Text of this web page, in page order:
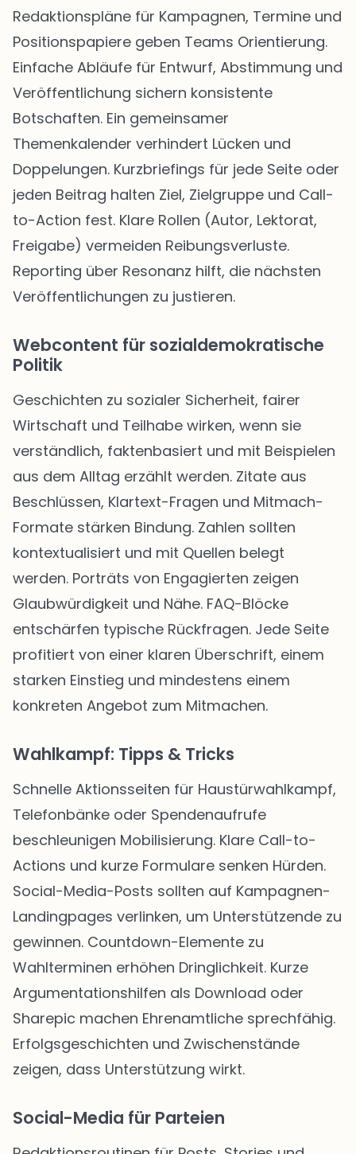
Redaktionspläne für Kampagnen, Termine und
Positionspapiere geben Teams Orientierung.
Einfache Abläufe für Entwurf, Abstimmung und
Veröffentlichung sichern konsistente
Botschaften. Ein gemeinsamer
Themenkalender verhindert Lücken und
Doppelungen. Kurzbriefings für jede Seite oder
jeden Beitrag halten Ziel, Zielgruppe und Call-
to-Action fest. Klare Rollen (Autor, Lektorat,
Freigabe) vermeiden Reibungsverluste.
Reporting über Resonanz hilft, die nächsten
Veröffentlichungen zu justieren.
Webcontent für sozialdemokratische
Politik
Geschichten zu sozialer Sicherheit, fairer
Wirtschaft und Teilhabe wirken, wenn sie
verständlich, faktenbasiert und mit Beispielen
aus dem Alltag erzählt werden. Zitate aus
Beschlüssen, Klartext-Fragen und Mitmach-
Formate stärken Bindung. Zahlen sollten
kontextualisiert und mit Quellen belegt
werden. Porträts von Engagierten zeigen
Glaubwürdigkeit und Nähe. FAQ-Blöcke
entschärfen typische Rückfragen. Jede Seite
profitiert von einer klaren Überschrift, einem
starken Einstieg und mindestens einem
konkreten Angebot zum Mitmachen.
Wahlkampf: Tipps & Tricks
Schnelle Aktionsseiten für Haustürwahlkampf,
Telefonbänke oder Spendenaufrufe
beschleunigen Mobilisierung. Klare Call-to-
Actions und kurze Formulare senken Hürden.
Social-Media-Posts sollten auf Kampagnen-
Landingpages verlinken, um Unterstützende zu
gewinnen. Countdown-Elemente zu
Wahlterminen erhöhen Dringlichkeit. Kurze
Argumentationshilfen als Download oder
Sharepic machen Ehrenamtliche sprechfähig.
Erfolgsgeschichten und Zwischenstände
zeigen, dass Unterstützung wirkt.
Social-Media für Parteien